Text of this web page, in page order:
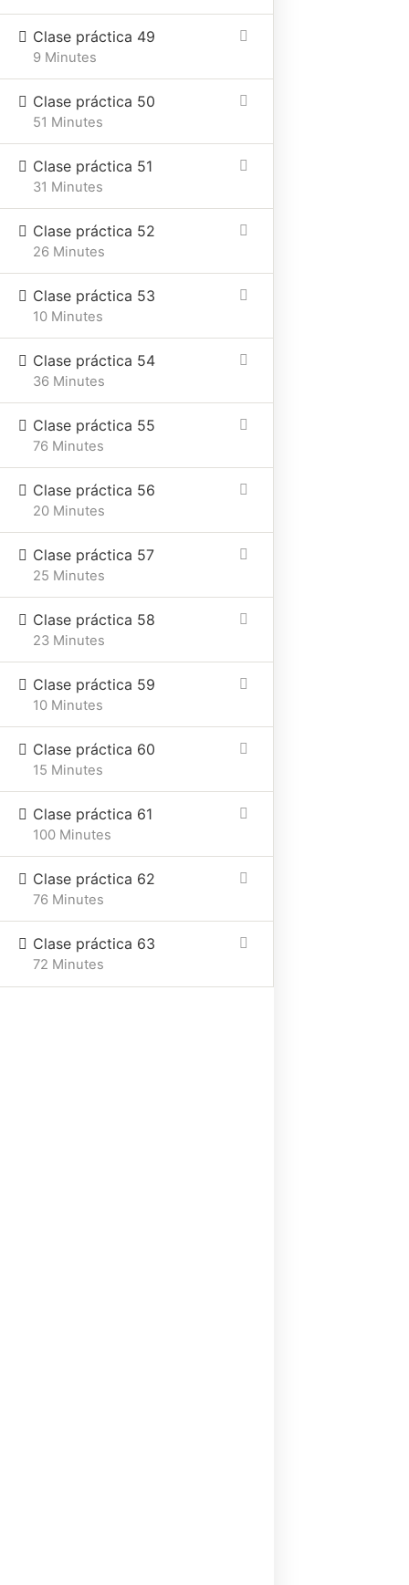
Clase práctica 49
9 Minutes
Clase práctica 50
51 Minutes
Clase práctica 51
31 Minutes
Clase práctica 52
26 Minutes
Clase práctica 53
10 Minutes
Clase práctica 54
36 Minutes
Clase práctica 55
76 Minutes
Clase práctica 56
20 Minutes
Clase práctica 57
25 Minutes
Clase práctica 58
23 Minutes
Clase práctica 59
10 Minutes
Clase práctica 60
15 Minutes
Clase práctica 61
100 Minutes
Clase práctica 62
76 Minutes
Clase práctica 63
72 Minutes